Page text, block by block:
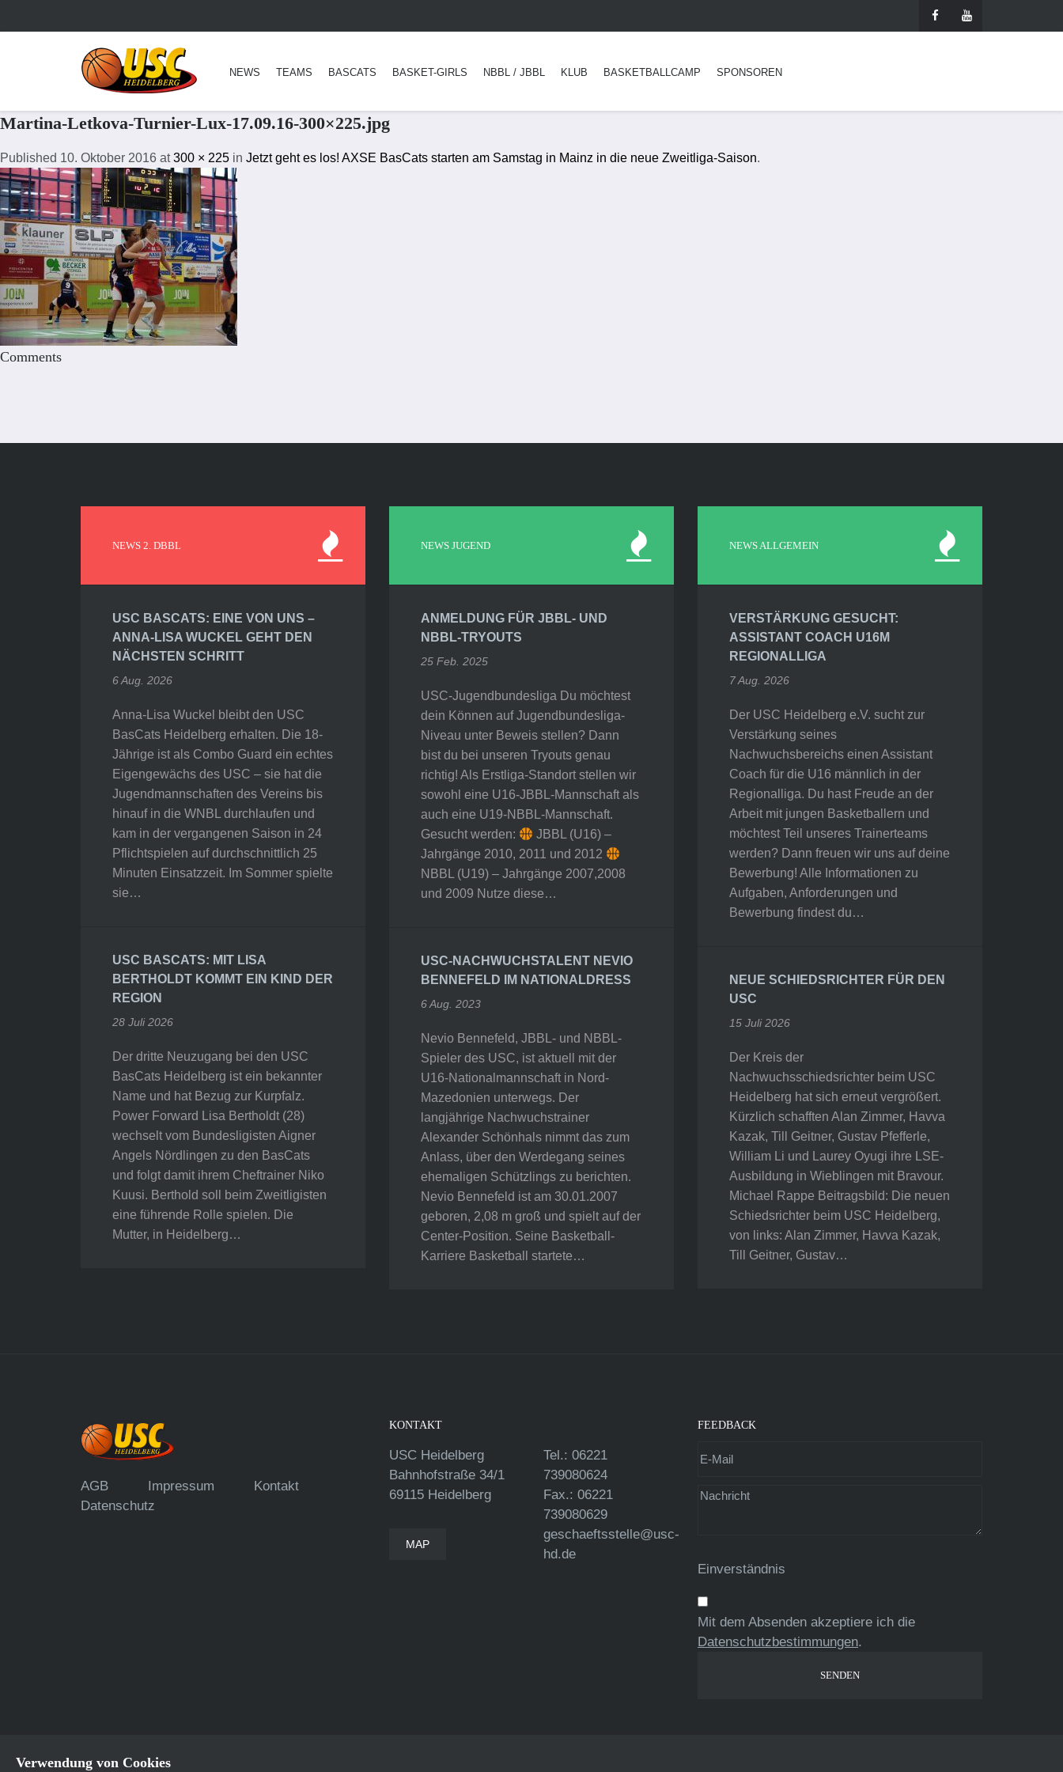
NEWS TEAMS BASCATS BASKET-GIRLS NBBL / JBBL KLUB BASKETBALLCAMP SPONSOREN
Martina-Letkova-Turnier-Lux-17.09.16-300×225.jpg
Published 10. Oktober 2016 at300 × 225 in Jetzt geht es los! AXSE BasCats starten am Samstag in Mainz in die neue Zweitliga-Saison.
Comments
NEWS 2. DBBL
USC BASCATS: EINE VON UNS –
ANNA-LISA WUCKEL GEHT DEN
NÄCHSTEN SCHRITT
6 Aug. 2026
Anna-Lisa Wuckel bleibt den USC
BasCats Heidelberg erhalten. Die 18-
Jährige ist als Combo Guard ein echtes
Eigengewächs des USC – sie hat die
Jugendmannschaften des Vereins bis
hinauf in die WNBL durchlaufen und
kam in der vergangenen Saison in 24
Pflichtspielen auf durchschnittlich 25
Minuten Einsatzzeit. Im Sommer spielte
sie…
USC BASCATS: MIT LISA
BERTHOLDT KOMMT EIN KIND DER
REGION
28 Juli 2026
Der dritte Neuzugang bei den USC
BasCats Heidelberg ist ein bekannter
Name und hat Bezug zur Kurpfalz.
Power Forward Lisa Bertholdt (28)
wechselt vom Bundesligisten Aigner
Angels Nördlingen zu den BasCats
und folgt damit ihrem Cheftrainer Niko
Kuusi. Berthold soll beim Zweitligisten
eine führende Rolle spielen. Die
Mutter, in Heidelberg…
NEWS JUGEND
ANMELDUNG FÜR JBBL- UND
NBBL-TRYOUTS
25 Feb. 2025
USC-Jugendbundesliga Du möchtest
dein Können auf Jugendbundesliga-
Niveau unter Beweis stellen? Dann
bist du bei unseren Tryouts genau
richtig! Als Erstliga-Standort stellen wir
sowohl eine U16-JBBL-Mannschaft als
auch eine U19-NBBL-Mannschaft.
Gesucht werden:
JBBL (U16) –
Jahrgänge 2010, 2011 und 2012
NBBL (U19) – Jahrgänge 2007,2008
und 2009 Nutze diese…
USC-NACHWUCHSTALENT NEVIO
BENNEFELD IM NATIONALDRESS
6 Aug. 2023
Nevio Bennefeld, JBBL- und NBBL-
Spieler des USC, ist aktuell mit der
U16-Nationalmannschaft in Nord-
Mazedonien unterwegs. Der
langjährige Nachwuchstrainer
Alexander Schönhals nimmt das zum
Anlass, über den Werdegang seines
ehemaligen Schützlings zu berichten.
Nevio Bennefeld ist am 30.01.2007
geboren, 2,08 m groß und spielt auf der
Center-Position. Seine Basketball-
Karriere Basketball startete…
NEWS ALLGEMEIN
VERSTÄRKUNG GESUCHT:
ASSISTANT COACH U16M
REGIONALLIGA
7 Aug. 2026
Der USC Heidelberg e.V. sucht zur
Verstärkung seines
Nachwuchsbereichs einen Assistant
Coach für die U16 männlich in der
Regionalliga. Du hast Freude an der
Arbeit mit jungen Basketballern und
möchtest Teil unseres Trainerteams
werden? Dann freuen wir uns auf deine
Bewerbung! Alle Informationen zu
Aufgaben, Anforderungen und
Bewerbung findest du…
NEUE SCHIEDSRICHTER FÜR DEN
USC
15 Juli 2026
Der Kreis der
Nachwuchsschiedsrichter beim USC
Heidelberg hat sich erneut vergrößert.
Kürzlich schafften Alan Zimmer, Havva
Kazak, Till Geitner, Gustav Pfefferle,
William Li und Laurey Oyugi ihre LSE-
Ausbildung in Wieblingen mit Bravour.
Michael Rappe Beitragsbild: Die neuen
Schiedsrichter beim USC Heidelberg,
von links: Alan Zimmer, Havva Kazak,
Till Geitner, Gustav…
AGB Impressum
Kontakt
Datenschutz
KONTAKT
USC Heidelberg
Bahnhofstraße 34/1
69115 Heidelberg
MAP
Tel.: 06221
739080624
Fax.: 06221
739080629
geschaeftsstelle@usc-
hd.de
FEEDBACK
Einverständnis
Mit dem Absenden akzeptiere ich die
Datenschutzbestimmungen.
Verwendung von Cookies